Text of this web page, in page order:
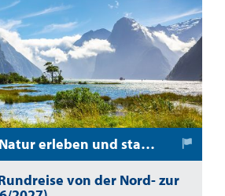
Neuseelands Natur erleben und staunen
von der Nord- zur